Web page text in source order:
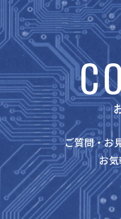
ご質問・お
お